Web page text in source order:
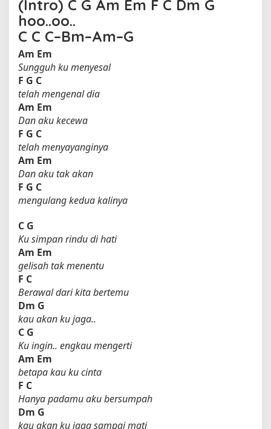
(Intro) C G Am Em F C Dm G
hoo..oo..
C C C–Bm–Am–G
Am Em
Sungguh ku menyesal
F G C
telah mengenal dia
Am Em
Dan aku kecewa
F G C
telah menyayanginya
Am Em
Dan aku tak akan
F G C
mengulang kedua kalinya
C G
Ku simpan rindu di hati
Am Em
gelisah tak menentu
F C
Berawal dari kita bertemu
Dm G
kau akan ku jaga..
C G
Ku ingin.. engkau mengerti
Am Em
betapa kau ku cinta
F C
Hanya padamu aku bersumpah
Dm G
kau akan ku jaga sampai mati